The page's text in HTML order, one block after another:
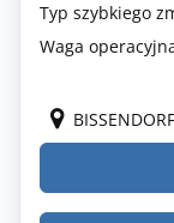
Typ szybkiego
Waga